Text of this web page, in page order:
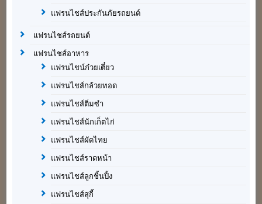
แฟรนไชส์ประกันภัยรถยนต์
แฟรนไชส์รถยนต์
แฟรนไชส์อาหาร
แฟรนไชน์ก๋วยเตี๋ยว
แฟรนไชส์กล้วยทอด
แฟรนไชส์ติ่มซำ
แฟรนไชส์นักเก็ตไก่
แฟรนไชส์ผัดไทย
แฟรนไชส์ราดหน้า
แฟรนไชส์ลูกชิ้นปิ้ง
แฟรนไชส์สุกี้